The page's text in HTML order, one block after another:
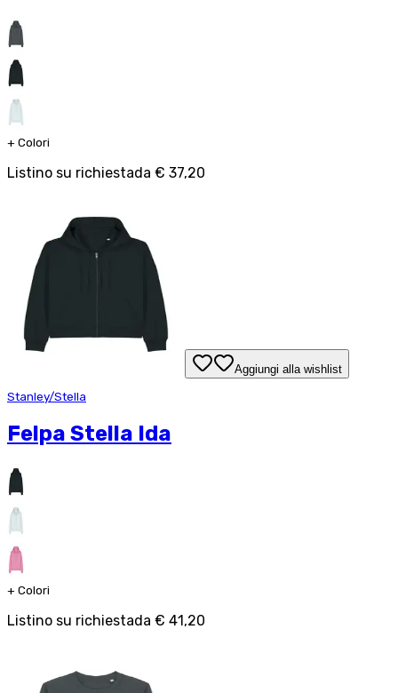
+ Colori
Listino su richiestada € 37,20
Aggiungi alla wishlist
Stanley/Stella
Felpa Stella Ida
+ Colori
Listino su richiestada € 41,20